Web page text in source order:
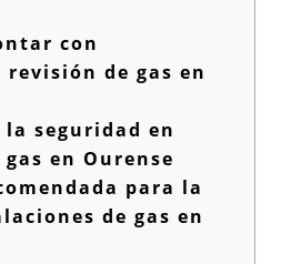
con
de gas en
la seguridad en
en Ourense
para la
de gas en